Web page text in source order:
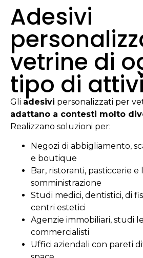
Adesivi
vetrine di
tipo di
Gli adesivi personalizzati per
adattano a contesti molto
Realizzano soluzioni per:
Negozi di abbigliamento,
e boutique
Bar, ristoranti, pasticcerie e
somministrazione
Studi medici, dentistici, di
centri estetici
Agenzie immobiliari, studi
commercialisti
Uffici aziendali con pareti